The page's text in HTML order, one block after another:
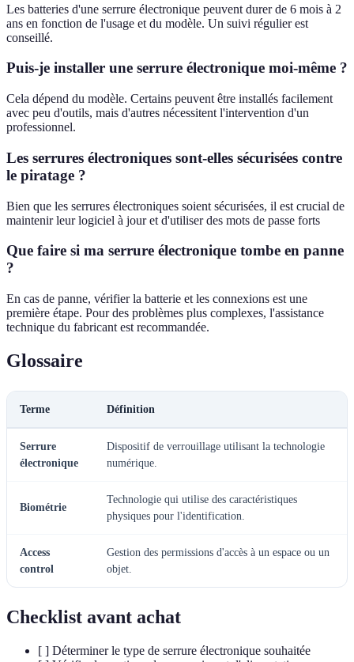
Les batteries d'une serrure électronique peuvent durer de 6 mois à 2
ans en fonction de l'usage et du modèle. Un suivi régulier est
conseillé.
Puis-je installer une serrure électronique moi-même ?
Cela dépend du modèle. Certains peuvent être installés facilement
avec peu d'outils, mais d'autres nécessitent l'intervention d'un
professionnel.
Les serrures électroniques sont-elles sécurisées contre
le piratage ?
Bien que les serrures électroniques soient sécurisées, il est crucial de
maintenir leur logiciel à jour et d'utiliser des mots de passe forts
Que faire si ma serrure électronique tombe en panne
?
En cas de panne, vérifier la batterie et les connexions est une
première étape. Pour des problèmes plus complexes, l'assistance
technique du fabricant est recommandée.
Glossaire
Terme Définition
Serrure
électronique
Dispositif de verrouillage utilisant la technologie
numérique.
Biométrie
Technologie qui utilise des caractéristiques
physiques pour l'identification.
Access
control
Gestion des permissions d'accès à un espace ou un
objet.
Checklist avant achat
[ ] Déterminer le type de serrure électronique souhaitée